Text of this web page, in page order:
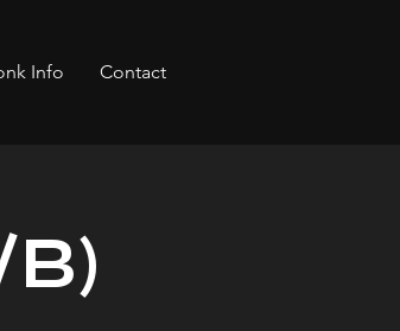
Info Contact